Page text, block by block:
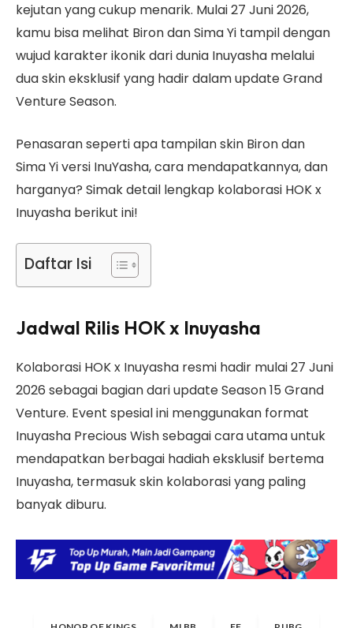
kejutan yang cukup menarik. Mulai 27 Juni 2026,
kamu bisa melihat Biron dan Sima Yi tampil dengan
wujud karakter ikonik dari dunia Inuyasha melalui
dua skin eksklusif yang hadir dalam update Grand
Venture Season.
Penasaran seperti apa tampilan skin Biron dan
Sima Yi versi InuYasha, cara mendapatkannya, dan
harganya? Simak detail lengkap kolaborasi HOK x
Inuyasha berikut ini!
Daftar Isi
Jadwal Rilis HOK x Inuyasha
Kolaborasi HOK x Inuyasha resmi hadir mulai 27 Juni
2026 sebagai bagian dari update Season 15 Grand
Venture. Event spesial ini menggunakan format
Inuyasha Precious Wish sebagai cara utama untuk
mendapatkan berbagai hadiah eksklusif bertema
Inuyasha, termasuk skin kolaborasi yang paling
banyak diburu.